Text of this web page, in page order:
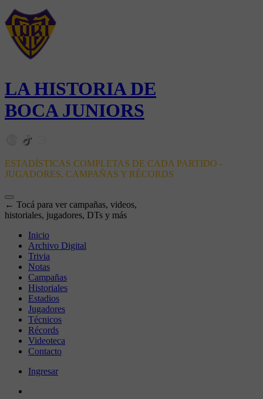
LA HISTORIA DE
BOCA JUNIORS
ESTADÍSTICAS COMPLETAS DE CADA PARTIDO -
JUGADORES, CAMPAÑAS Y RÉCORDS
← Tocá para ver campañas, videos,
historiales, jugadores, DTs y más
Inicio
Archivo Digital
Trivia
Notas
Campañas
Historiales
Estadios
Jugadores
Técnicos
Récords
Videoteca
Contacto
Ingresar